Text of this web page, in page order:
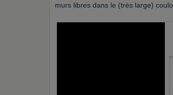
murs libres dans le (très large)